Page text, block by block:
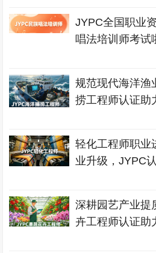
JYPC全国职业
唱法培训师考试
规范现代海洋渔
捞工程师认证助
轻化工程师职业
业升级，JYPC
深耕园艺产业提
卉工程师认证助